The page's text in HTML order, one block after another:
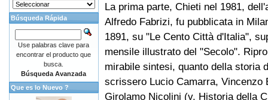
La prima parte, Chieti nel 1981,
Alfredo Fabrizi, fu pubblicata in
1891, su "Le Cento Città d'Italia",
mensile illustrato del "Secolo".
mirabile sintesi, quanto della storia
scrissero Lucio Camarra, Vincenzo
Girolamo Nicolini (v. Historia della
Búsqueda Rápida
Use palabras clave para
encontrar el producto que
busca.
Búsqueda Avanzada
Que es lo Nuevo ?